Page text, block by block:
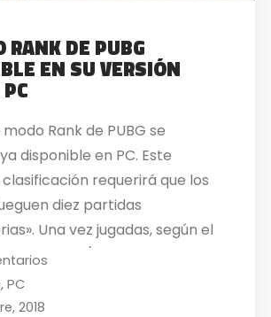
RANK DE PUBG
EN SU VERSIÓN
Rank de PUBG se
disponible en PC. Este
requerirá que los
diez partidas
Una vez jugadas, según el
victorias/derrotas y las
será asignado a una de
disponibles. Vamos a
,PC
2018